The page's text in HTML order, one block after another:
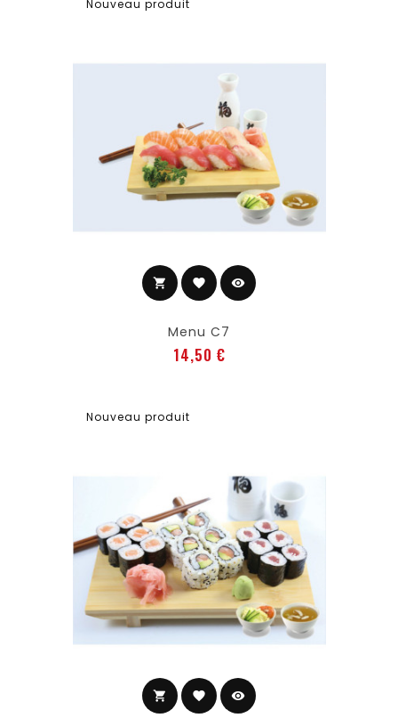
Nouveau produit
shopping_cart favorite visibility
Menu C7
14,50 €Prix
Nouveau produit
shopping_cart favorite visibility